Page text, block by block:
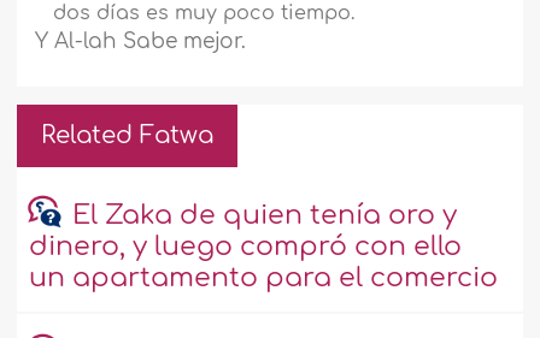
dos días es muy poco tiempo.
Y Al-lah Sabe mejor.
Related Fatwa
El Zaka de quien tenía oro y
dinero, y luego compró con ello
un apartamento para el comercio